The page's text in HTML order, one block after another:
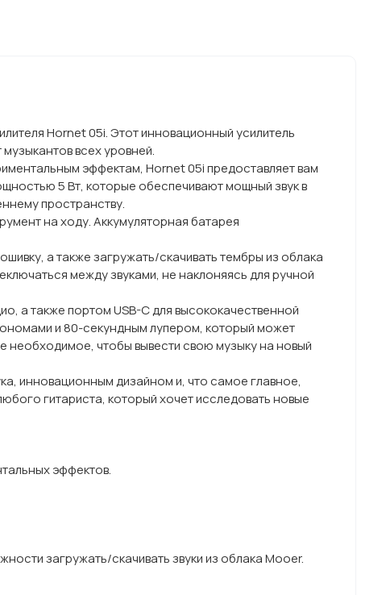
Hornet 05i. Этот инновационный усилитель
всех уровней.
эффектам, Hornet 05i предоставляет вам
5 Вт, которые обеспечивают мощный звук в
пространству.
на ходу. Аккумуляторная батарея
а также загружать/скачивать тембры из облака
между звуками, не наклоняясь для ручной
а также портом USB-C для высококачественной
и 80-секундным лупером, который может
необходимое, чтобы вывести свою музыку на новый
инновационным дизайном и, что самое главное,
гитариста, который хочет исследовать новые
эффектов.
загружать/скачивать звуки из облака Mooer.